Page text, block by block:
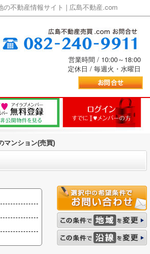
不動産情報サイト | 広島不動産.com
営業時間 / 10:00～18:00
定休日 / 毎週火・水曜日
マンション(売買)